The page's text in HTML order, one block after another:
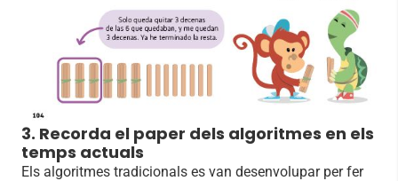
3. Recorda el paper dels algoritmes en els
temps actuals
Els algoritmes tradicionals es van desenvolupar per fer